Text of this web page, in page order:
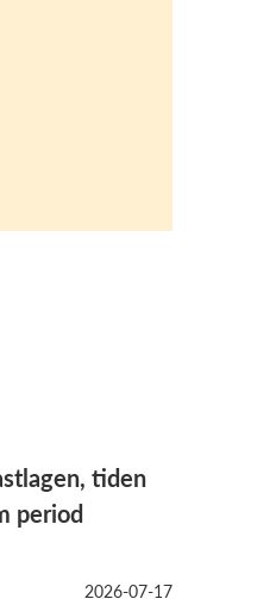
tiden
period
2026-07-17